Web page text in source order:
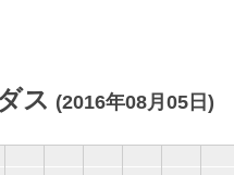
ス (2016年08月05日)